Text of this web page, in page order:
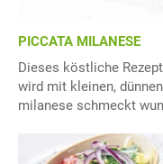
PICCATA MILANESE
Dieses köstliche
wird mit kleinen,
milanese schmeckt